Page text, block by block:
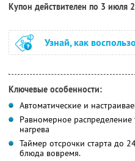
Купон действителен по 3 июля
Узнай, как
Ключевые особенности:
Автоматические и
Равномерное
нагрева
Таймер отсрочки старта до
блюда вовремя.